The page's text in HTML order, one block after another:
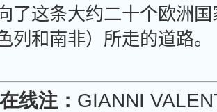
了这条大约二十个欧洲
列和南非）所走的道路。
线注： GIANNI